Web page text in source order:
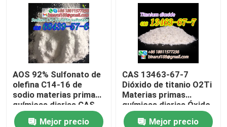
Aditivos Cosméticos
Botellas de vidrio de laboratorio
Cuencos de laboratorio
Enchufes de laboratorio
AOS 92% Sulfonato de
olefina C14-16 de
sodio materias primas
químicas diarias CAS
68439-57-6
Mejor precio
CAS 13463-67-7
Dióxido de titanio O2Ti
Materias primas
químicas diarias Óxido
de titanio Polvo blanco
Mejor precio